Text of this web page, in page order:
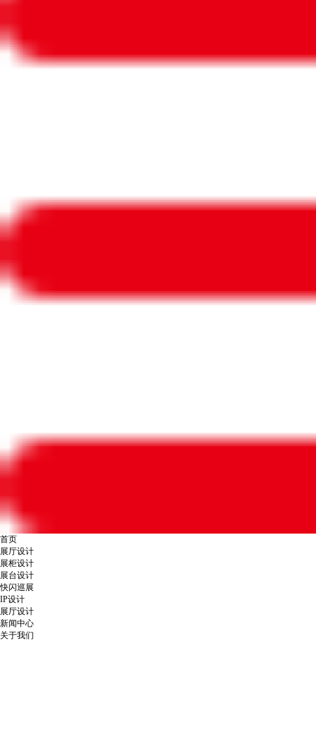
首页
展厅设计
展柜设计
展台设计
快闪巡展
IP设计
展厅设计
新闻中心
关于我们